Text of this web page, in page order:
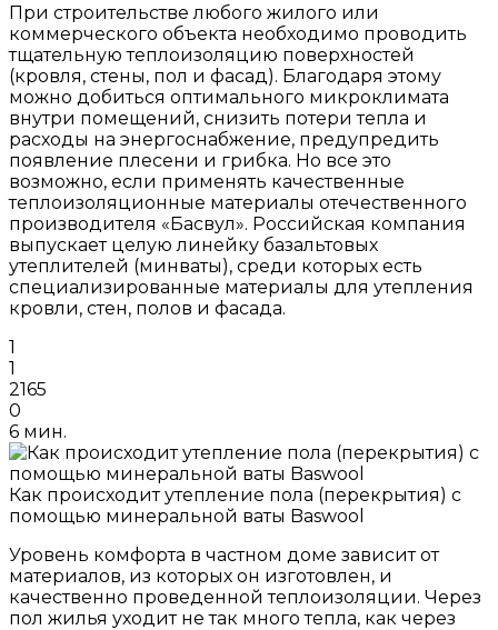
При строительстве любого жилого или
коммерческого объекта необходимо проводить
тщательную теплоизоляцию поверхностей
(кровля, стены, пол и фасад). Благодаря этому
можно добиться оптимального микроклимата
внутри помещений, снизить потери тепла и
расходы на энергоснабжение, предупредить
появление плесени и грибка. Но все это
возможно, если применять качественные
теплоизоляционные материалы отечественного
производителя «Басвул». Российская компания
выпускает целую линейку базальтовых
утеплителей (минваты), среди которых есть
специализированные материалы для утепления
кровли, стен, полов и фасада.
1
1
2165
0
6 мин.
Как происходит утепление пола (перекрытия) с
помощью минеральной ваты Baswool
Уровень комфорта в частном доме зависит от
материалов, из которых он изготовлен, и
качественно проведенной теплоизоляции. Через
пол жилья уходит не так много тепла, как через